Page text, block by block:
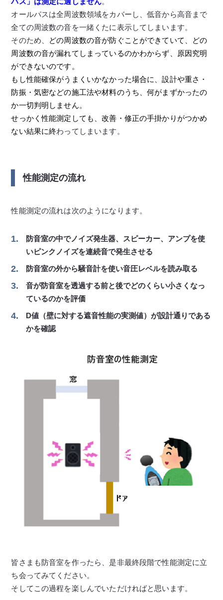
オールパスは全周波数領域をカバーし、低音から高音まで
全ての周波数の音を一緒くたに表示してしまいます。
そのため、
どの周波数の音が防ぐことができていて、どの
周波数の音が漏れてしまっているのかわからず、原因究明
ができないのです。
もし性能確保がうまくいかなかった場合に、設計や重さ・
防振・気密などの施工法や材料のうち、何がまずかったの
か一切判明しません。
せっかく性能測定しても、改善・修正の手掛かりがつかめ
ない結果に終わってしまいます。
性能測定の流れ
性能測定の流れは次のようになります。
防音室の中でノイズ発生器、スピーカー、アンプを使
いピンクノイズを連続音で発生させる
防音室の外から騒音計を使い音圧レベルを読み取る
音が防音室を透過する前と後でどのくらい小さくなっ
ているのかを評価
D値（壁に対する遮音性能の実測値）が設計通りである
かを確認
皆さまも防音室を作ったら、是非最終段階で性能測定に立
ち会ってみてください。
そしてこの過程を楽しんでいただければと思います。